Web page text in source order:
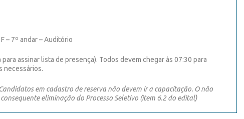
– 7º andar – Auditório
assinar lista de presença). Todos devem chegar às 07:30 para
necessários.
em cadastro de reserva não devem ir a capacitação. O não
eliminação do Processo Seletivo (item 6.2 do edital)